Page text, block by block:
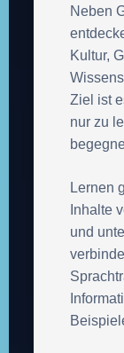
Neben
Kultur,
Ziel ist
nur zu
Lernen
Inhalte
und